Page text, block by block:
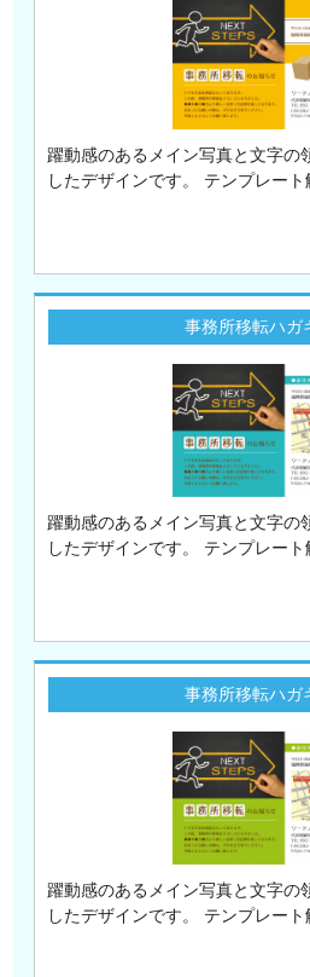
躍動感のあるメイン写真と文字の
したデザインです。 テンプレー
事務所移転ハガ
躍動感のあるメイン写真と文字の
したデザインです。 テンプレー
事務所移転ハガ
躍動感のあるメイン写真と文字の
したデザインです。 テンプレー